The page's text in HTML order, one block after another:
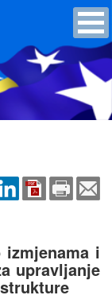
i
upravljanje